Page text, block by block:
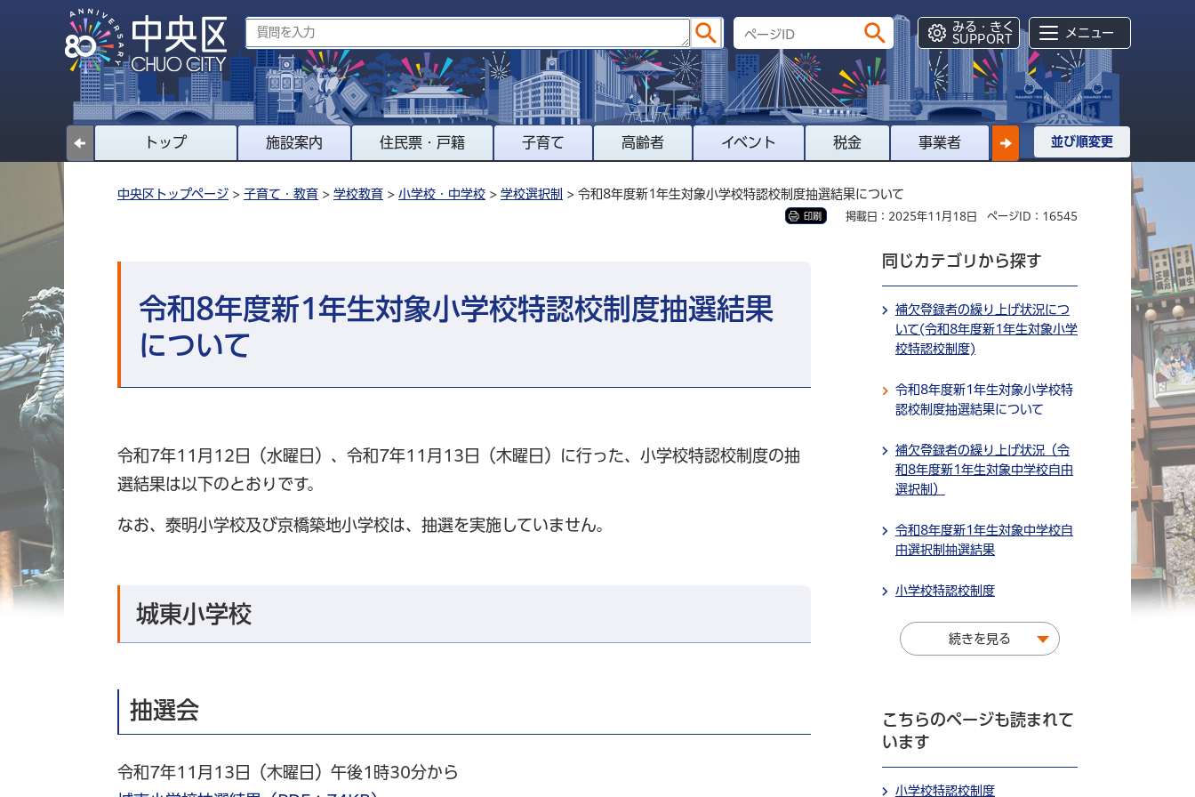
みる・きく
SUPPORT
メニュー
トップ 施設案内 住民票・戸籍 子育て 高齢者 イベント 税金 事業者 並び順変更
中央区トップページ > 子育て・教育 > 学校教育 > 小学校・中学校 > 学校選択制 > 令和8年度新1年生対象小学校特認校制度抽選結果について
印刷 掲載日：2025年11月18日 ページID：16545
令和8年度新1年生対象小学校特認校制度抽選結果
について
令和7年11月12日（水曜日）、令和7年11月13日（木曜日）に行った、小学校特認校制度の抽
選結果は以下のとおりです。
なお、泰明小学校及び京橋築地小学校は、抽選を実施していません。
城東小学校
抽選会
令和7年11月13日（木曜日）午後1時30分から
同じカテゴリから探す
補欠登録者の繰り上げ状況につ
いて(令和8年度新1年生対象小学
校特認校制度)
令和8年度新1年生対象小学校特
認校制度抽選結果について
補欠登録者の繰り上げ状況（令
和8年度新1年生対象中学校自由
選択制）
令和8年度新1年生対象中学校自
由選択制抽選結果
小学校特認校制度
続きを見る
こちらのページも読まれて
います
小学校特認校制度